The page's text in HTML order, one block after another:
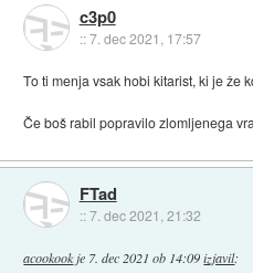
c3p0
::7. dec 2021, 17:57
To ti menja vsak hobi kitarist, ki je že
Če boš rabil popravilo zlomljenega
FTad
::7. dec 2021, 21:32
acookookje 7. dec 2021 ob 14:09 izjavil: